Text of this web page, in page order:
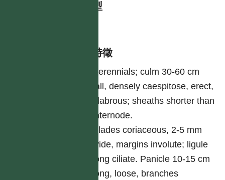
生活型
形態特徵
Perennials; culm 30-60 cm
tall, densely caespitose, erect,
glabrous; sheaths shorter than
internode.
Blades coriaceous, 2-5 mm
wide, margins involute; ligule
long ciliate. Panicle 10-15 cm
long, loose, branches